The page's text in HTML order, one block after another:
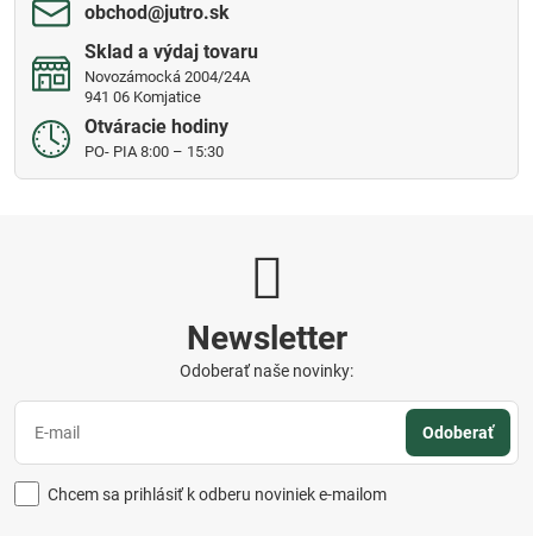
obchod​@jutro​.sk
Sklad a výdaj tovaru
Novozámocká 2004/24A
941 06 Komjatice
Otváracie hodiny
PO- PIA 8:00 – 15:30
Newsletter
Odoberať naše novinky:
Odoberať
Chcem sa prihlásiť k odberu noviniek e-mailom